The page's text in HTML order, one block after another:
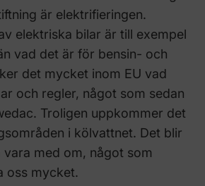
är elektrifieringen.
elektriska bilar är till exempel
vad det är för bensin- och
det mycket inom EU vad
och regler, något som sedan
Troligen uppkommer det
i kölvattnet. Det blir
vara med om, något som
oss mycket.